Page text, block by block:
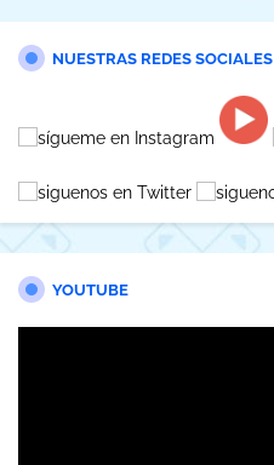
NUESTRAS REDES SOCIALES
YOUTUBE